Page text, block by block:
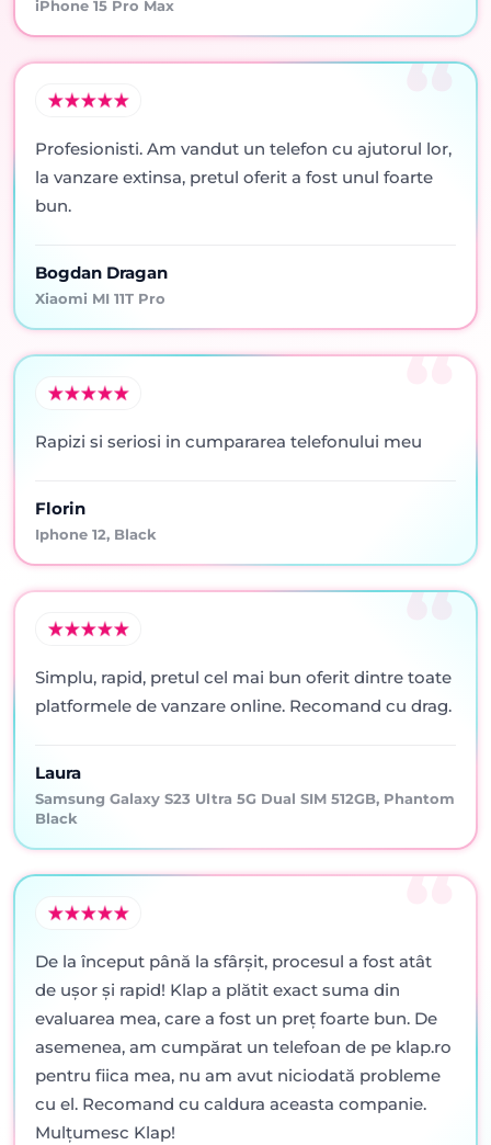
iPhone 15 Pro Max
Profesionisti. Am vandut un telefon cu ajutorul lor,
la vanzare extinsa, pretul oferit a fost unul foarte
bun.
Bogdan Dragan
Xiaomi MI 11T Pro
Rapizi si seriosi in cumpararea telefonului meu
Florin
Iphone 12, Black
Simplu, rapid, pretul cel mai bun oferit dintre toate
platformele de vanzare online. Recomand cu drag.
Laura
Samsung Galaxy S23 Ultra 5G Dual SIM 512GB, Phantom
Black
De la început până la sfârșit, procesul a fost atât
de ușor și rapid! Klap a plătit exact suma din
evaluarea mea, care a fost un preț foarte bun. De
asemenea, am cumpărat un telefoan de pe klap.ro
pentru fiica mea, nu am avut niciodată probleme
cu el. Recomand cu caldura aceasta companie.
Mulțumesc Klap!